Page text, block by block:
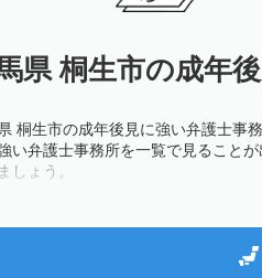
県 桐生市の成年
桐生市の成年後見に強い弁護士事
い弁護士事務所を一覧で見ること
しょう。